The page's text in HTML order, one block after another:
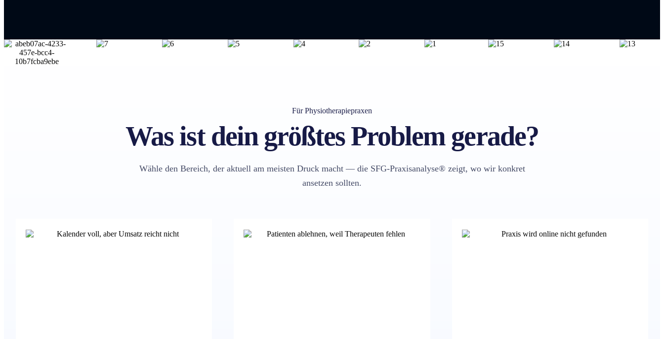
Für Physiotherapiepraxen
Was ist dein größtes Problem gerade?
Wähle den Bereich, der aktuell am meisten Druck macht — die SFG-Praxisanalyse® zeigt, wo wir konkret
ansetzen sollten.